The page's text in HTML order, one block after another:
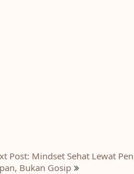
Post: Mindset Sehat Lewat
Bukan Gosip